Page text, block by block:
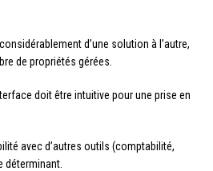
d’une solution à l’autre,
de propriétés gérées.
doit être intuitive pour une prise en
avec d’autres outils (comptabilité,
déterminant.